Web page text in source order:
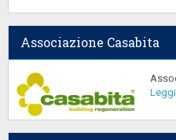
Associazione Casabita